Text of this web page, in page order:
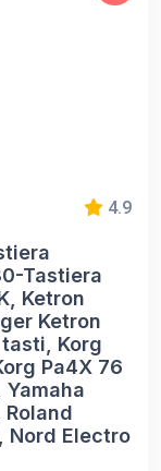
4.9
Tastiera
Ketron
Ketron
tasti, Korg
Pa4X 76
Roland
Nord Electro